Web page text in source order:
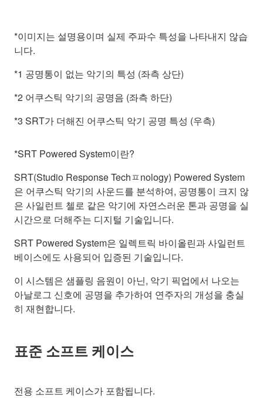
*이미지는 설명용이며 실제 주파수 특성을 나타내지 않습
니다.
*1 공명통이 없는 악기의 특성 (좌측 상단)
*2 어쿠스틱 악기의 공명음 (좌측 하단)
*3 SRT가 더해진 어쿠스틱 악기 공명 특성 (우측)
*SRT Powered System이란?
SRT(Studio Response Techㅍnology) Powered System
은 어쿠스틱 악기의 사운드를 분석하여, 공명통이 크지 않
은 사일런트 첼로 같은 악기에 자연스러운 톤과 공명을 실
시간으로 더해주는 디지털 기술입니다.
SRT Powered System은 일렉트릭 바이올린과 사일런트
베이스에도 사용되어 입증된 기술입니다.
이 시스템은 샘플링 음원이 아닌, 악기 픽업에서 나오는
아날로그 신호에 공명을 추가하여 연주자의 개성을 충실
히 재현합니다.
표준 소프트 케이스
전용 소프트 케이스가 포함됩니다.